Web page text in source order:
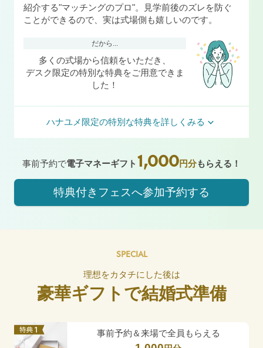
紹介する"マッチングのプロ"。見学前後のズレを防ぐ
ことができるので、実は式場側も嬉しいのです。
だから...
多くの式場から信頼をいただき、
デスク限定の特別な特典をご用意できま
した！
ハナユメ限定の特別な特典を詳しくみる
事前予約で電子マネーギフト 1,000円分もらえる！
特典付きフェスへ参加予約する
SPECIAL
理想をカタチにした後は
豪華ギフトで結婚式準備
事前予約＆来場で全員もらえる